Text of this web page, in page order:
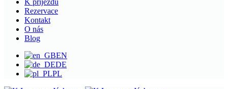
K příjezdu
Rezervace
Kontakt
O nás
Blog
EN
DE
PL